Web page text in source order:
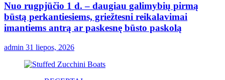
Nuo rugpjūčio 1 d. – daugiau galimybių pirmą
būstą perkantiesiems, griežtesni reikalavimai
imantiems antrą ar paskesnę būsto paskolą
admin 31 liepos, 2026